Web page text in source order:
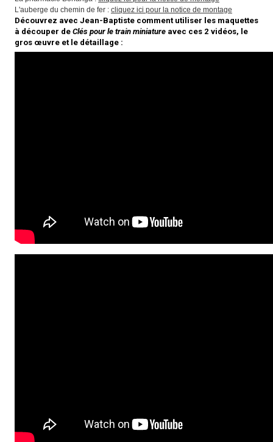
L'auberge du chemin de fer : cliquez ici pour la notice de montage
Découvrez avec Jean-Baptiste comment utiliser les maquettes
à découper de Clés pour le train miniatureavec ces 2 vidéos, le
gros œuvre et le détaillage :